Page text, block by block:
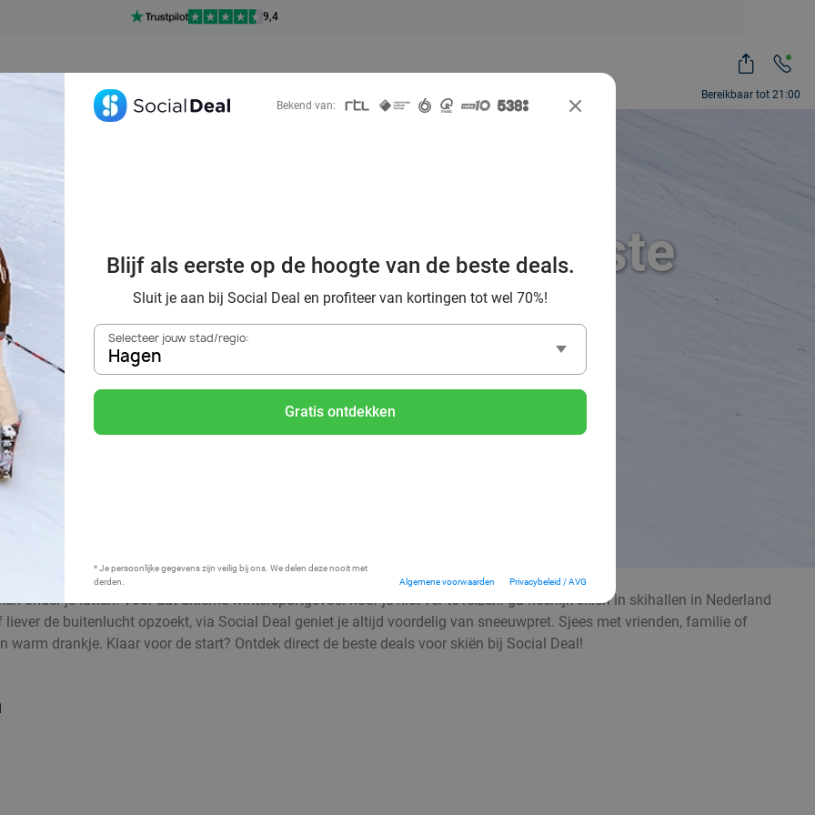
Bereikbaar tot 21:00
Ontdek 15.000+ deals
piste? Ontdek de leukste
en indoor skibanen
Hagen
Bekend van:
Blijf als eerste op de hoogte van de beste deals.
Sluit je aan bij Social Deal en profiteer van kortingen tot wel 70%!
Selecteer jouw stad/regio:
Hagen
Gratis ontdekken
* Je persoonlijke gegevens zijn veilig bij ons. We delen deze nooit met
derden.
Algemene voorwaarden Privacybeleid / AVG
onder je latten. Voor dat ultieme wintersportgevoel hoef je niet ver te reizen: ga heerlijk skiën in skihallen in Nederland
de buitenlucht opzoekt, via Social Deal geniet je altijd voordelig van sneeuwpret. Sjees met vrienden, familie of
drankje. Klaar voor de start? Ontdek direct de beste deals voor skiën bij Social Deal!